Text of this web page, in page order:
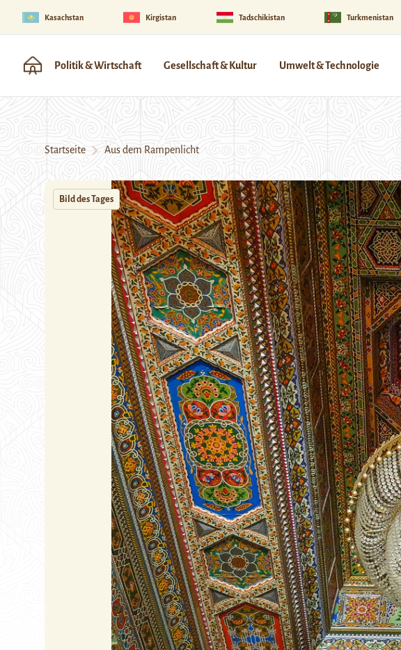
Kasachstan Kirgistan Tadschikistan Turkmenistan
Politik & Wirtschaft Gesellschaft & Kultur Umwelt & Technologie
Startseite Aus dem Rampenlicht
Bild des Tages